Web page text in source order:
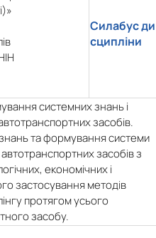
Силабус ди
сципліни
системних знань і
засобів.
та формування системи
засобів з
економічних і
застосування методів
протягом усього
засобу.